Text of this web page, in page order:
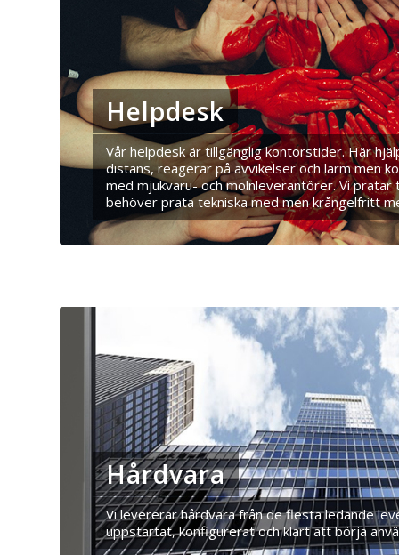
Helpdesk
Vår helpdesk är tillgänglig kontorstider. Här
distans, reagerar på avvikelser och larm men
med mjukvaru- och molnleverantörer. Vi pratar
behöver prata tekniska med men krångelfritt
Hårdvara
Vi levererar hårdvara från de flesta ledande
uppstartat, konfigurerat och klart att börja